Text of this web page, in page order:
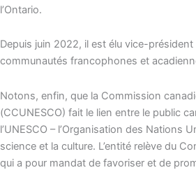
l’Ontario.
Depuis juin 2022, il est élu vice-
communautés francophones et
Notons, enfin, que la Commission
(CCUNESCO) fait le lien entre le public
l’UNESCO – l’Organisation des Nations
science et la culture. L’entité relève du
qui a pour mandat de favoriser et de